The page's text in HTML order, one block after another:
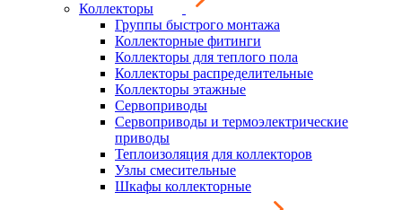
Коллекторы
Группы быстрого монтажа
Коллекторные фитинги
Коллекторы для теплого пола
Коллекторы распределительные
Коллекторы этажные
Сервоприводы
Сервоприводы и термоэлектрические
приводы
Теплоизоляция для коллекторов
Узлы смесительные
Шкафы коллекторные